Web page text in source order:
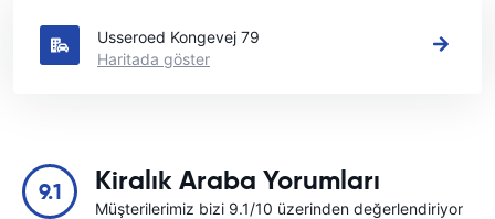
Usseroed Kongevej 79
Haritada göster
9.1 Kiralık Araba Yorumları
Müşterilerimiz bizi 9.1/10 üzerinden değerlendiriyor